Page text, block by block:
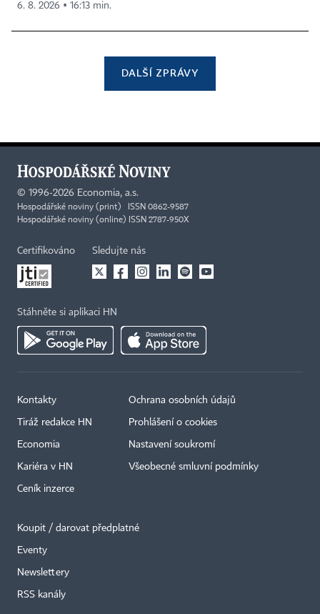
6. 8. 2026 ▪ 16:13 min.
DALŠÍ ZPRÁVY
© 1996-2026 Economia, a.s.
Hospodářské noviny (print) ISSN 0862-9587
Hospodářské noviny (online) ISSN 2787-950X
Certifikováno Sledujte nás
Stáhněte si aplikaci HN
Kontakty
Tiráž redakce HN
Economia
Kariéra v HN
Ceník inzerce
Ochrana osobních údajů
Prohlášení o cookies
Nastavení soukromí
Všeobecné smluvní podmínky
Koupit / darovat předplatné
Eventy
Newslettery
RSS kanály